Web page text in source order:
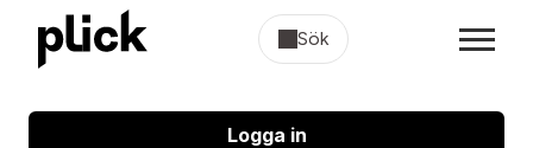
Sök
Logga in